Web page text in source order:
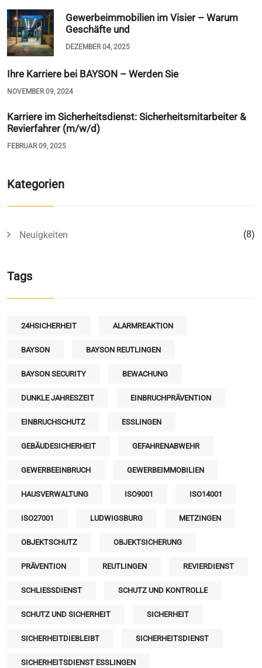
Gewerbeimmobilien im Visier – Warum
Geschäfte und
DEZEMBER 04, 2025
Ihre Karriere bei BAYSON – Werden Sie
NOVEMBER 09, 2024
Karriere im Sicherheitsdienst: Sicherheitsmitarbeiter &
Revierfahrer (m/w/d)
FEBRUAR 09, 2025
Kategorien
Neuigkeiten (8)
Tags
24HSICHERHEIT ALARMREAKTION
BAYSON BAYSON REUTLINGEN
BAYSON SECURITY BEWACHUNG
DUNKLE JAHRESZEIT EINBRUCHPRÄVENTION
EINBRUCHSCHUTZ ESSLINGEN
GEBÄUDESICHERHEIT GEFAHRENABWEHR
GEWERBEEINBRUCH GEWERBEIMMOBILIEN
HAUSVERWALTUNG ISO9001 ISO14001
ISO27001 LUDWIGSBURG METZINGEN
OBJEKTSCHUTZ OBJEKTSICHERUNG
PRÄVENTION REUTLINGEN REVIERDIENST
SCHLIESSDIENST SCHUTZ UND KONTROLLE
SCHUTZ UND SICHERHEIT SICHERHEIT
SICHERHEITDIEBLEIBT SICHERHEITSDIENST
SICHERHEITSDIENST ESSLINGEN